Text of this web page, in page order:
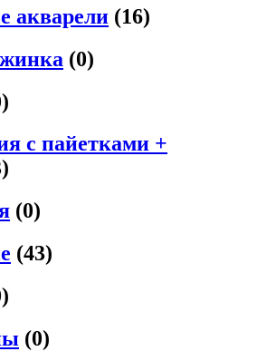
акварели (16)
(0)
с пайетками +
(0)
(43)
(0)